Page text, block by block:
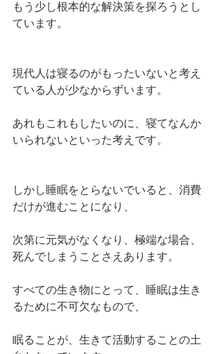
もう少し根本的な解決策を探ろうとし
ています。
現代人は寝るのがもったいないと考え
ている人が少なからずいます。
あれもこれもしたいのに、寝てなんか
いられないといった考えです。
しかし睡眠をとらないでいると、消費
だけが進むことになり、
次第に元気がなくなり、極端な場合、
死んでしまうことさえあります。
すべての生き物にとって、睡眠は生き
るために不可欠なもので、
眠ることが、生きて活動することの土